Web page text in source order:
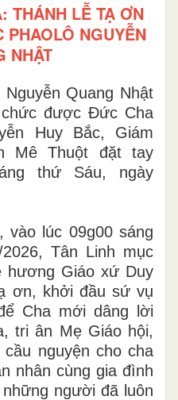
THÁNH LỄ TẠ ƠN
PHAOLÔ NGUYỄN
NHẬT
Quang Nhật
được Đức Cha
Huy Bắc, Giám
Mê Thuột đặt tay
thứ Sáu, ngày
vào lúc 09g00 sáng
Tân Linh mục
hương Giáo xứ Duy
ơn, khởi đầu sứ vụ
Cha mới dâng lời
tri ân Mẹ Giáo hội,
nguyện cho cha
nhân cùng gia đình
người đã luôn